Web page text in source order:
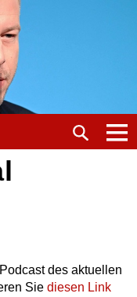
des aktuellen
Sie diesen Link